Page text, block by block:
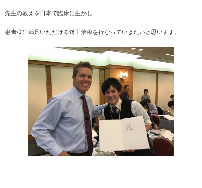
先生の教えを日本で臨床に生かし
患者様に満足いただける矯正治療を行なっていきたいと思います。